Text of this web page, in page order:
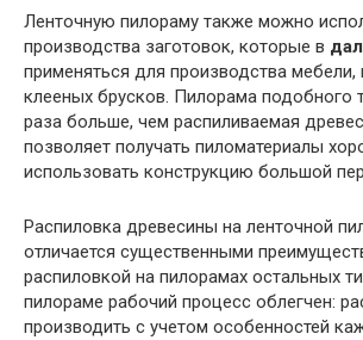
Ленточную пилораму также можно
производства заготовок, которые в
применяться для производства
клееных брусков. Пилорама подобного
раза больше, чем распиливаемая
позволяет получать пиломатериалы
использовать конструкцию большой
Распиловка древесины на ленточной
отличается существенными
распиловкой на пилорамах остальных
пилораме рабочий процесс облегчен:
производить с учетом особенностей